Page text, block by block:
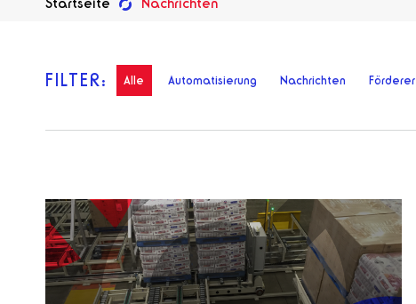
FILTER: Alle Automatisierung Nachrichten Förderer